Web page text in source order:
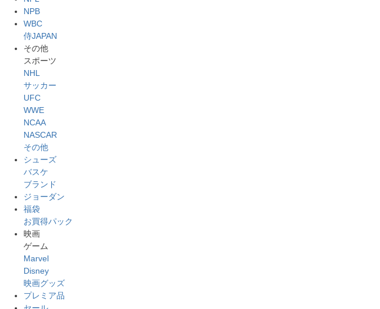
NPB
WBC
侍JAPAN
その他
スポーツ
NHL
サッカー
UFC
WWE
NCAA
NASCAR
その他
シューズ
バスケ
ブランド
ジョーダン
福袋
お買得パック
映画
ゲーム
Marvel
Disney
映画グッズ
プレミア品